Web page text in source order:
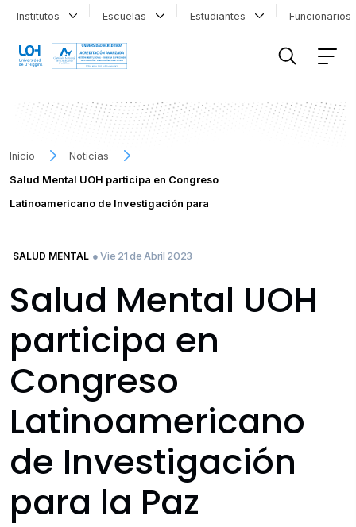
Institutos Escuelas Estudiantes
Inicio
Noticias
Salud Mental UOH participa en Congreso
Latinoamericano de Investigación para
SALUD MENTAL ● Vie 21 de Abril 2023
Salud Mental UOH
participa en
Congreso
Latinoamericano
de Investigación
para la Paz